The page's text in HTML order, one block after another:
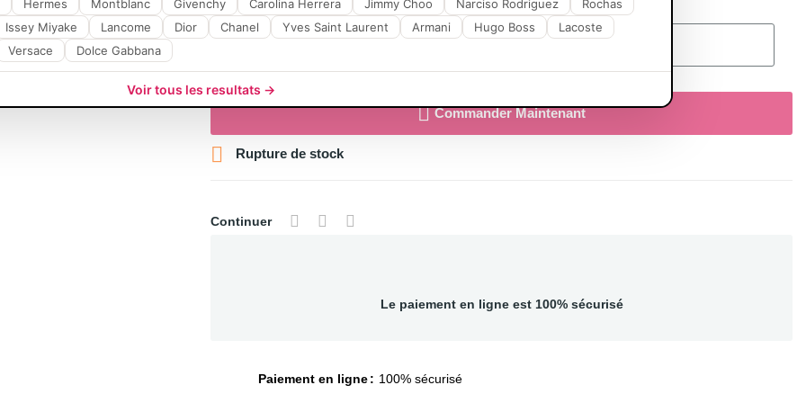
Commander Maintenant
 Rupture de stock
Continuer
Le paiement en ligne est 100% sécurisé
Paiement en ligne 100% sécurisé
Hermes Montblanc Givenchy Carolina Herrera Jimmy Choo Narciso Rodriguez
Rochas
Issey Miyake
Lancome Dior Chanel Yves Saint Laurent Armani Hugo Boss
Lacoste
Versace
Dolce Gabbana
Voir tous les resultats →